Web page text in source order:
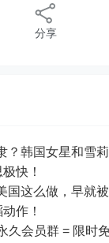
分享
？韩国女星和雪
快！
国这么做，早就
作！
久会员群 = 限时